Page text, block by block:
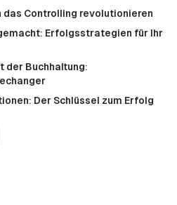
Controlling revolutionieren
Erfolgsstrategien für Ihr
der Buchhaltung:
Der Schlüssel zum Erfolg